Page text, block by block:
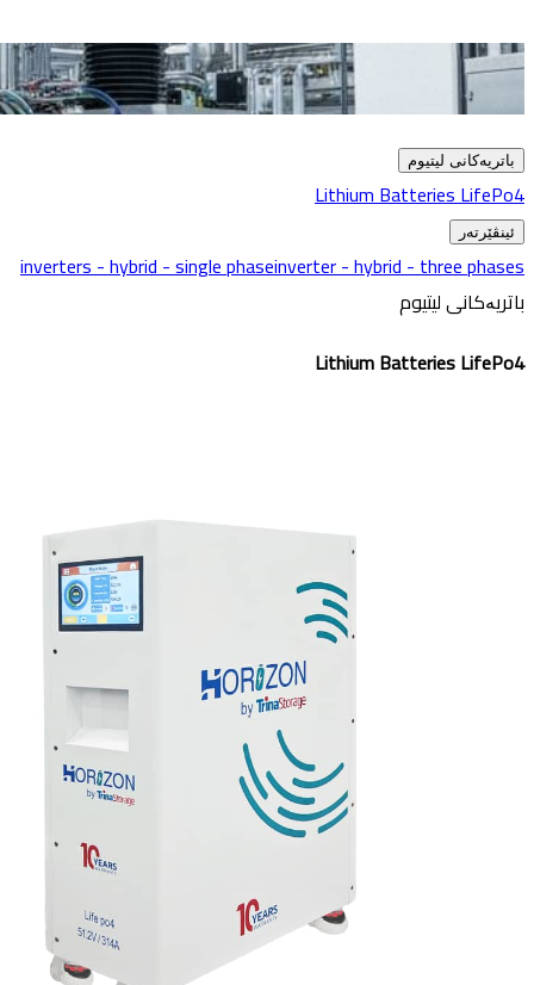
باتریەکانی لیتیوم
Lithium Batteries LifePo4
ئینڤێرتەر
inverters - hybrid - single phaseinverter - hybrid - three phases
باتریەکانی لیتیوم
Lithium Batteries LifePo4